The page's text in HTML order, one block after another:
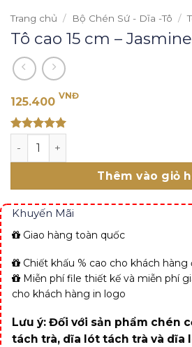
Trang chủ / Bộ Chén Sứ - Dĩa -Tô /
Tô cao 15 cm –
125.400 VNĐ
out of 5
Tô cao 15 cm - Jasmine - Tứ Quý
Thêm vào giỏ
Khuyến Mãi
Giao hàng toàn quốc
Chiết khấu % cao cho khách
Miễn phí file thiết kế và miễn phí
cho khách hàng in logo
Lưu ý: Đối với sản phẩm chén
tách trà, dĩa lót tách trà và dĩa